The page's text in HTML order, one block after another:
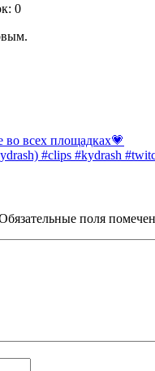
0
всех площадках💗
#clips #kydrash
поля